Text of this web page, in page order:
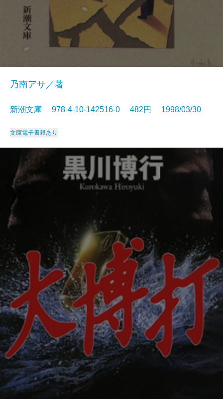
乃南アサ／著
新潮文庫 978-4-10-142516-0 482円 1998/03/30
文庫電子書籍あり